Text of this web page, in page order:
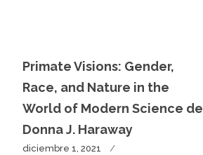
Primate Visions: Gender,
Race, and Nature in the
World of Modern Science de
Donna J. Haraway
diciembre 1, 2021